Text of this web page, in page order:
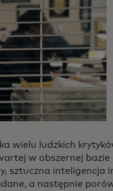
wielu ludzkich
w obszernej
sztuczna inteligencja
a następnie